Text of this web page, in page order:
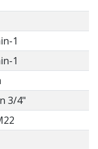
1
1
3/4"